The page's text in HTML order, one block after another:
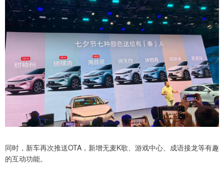
同时，新车再次推送OTA，新增无麦K歌、游戏中心、成语接龙等有趣
的互动功能。